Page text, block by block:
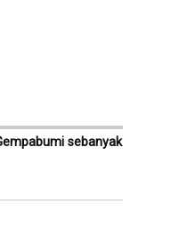
sebanyak